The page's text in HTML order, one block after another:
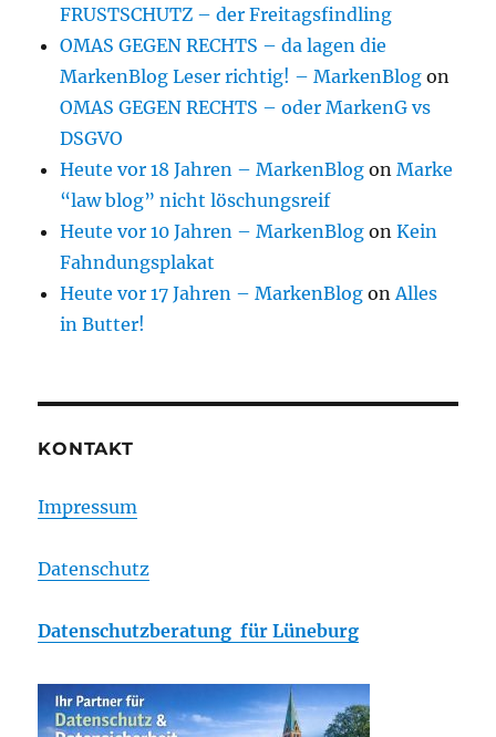
FRUSTSCHUTZ – der Freitagsfindling
OMAS GEGEN RECHTS – da lagen die
MarkenBlog Leser richtig! – MarkenBlog on
OMAS GEGEN RECHTS – oder MarkenG vs
DSGVO
Heute vor 18 Jahren – MarkenBlog onMarke
“law blog” nicht löschungsreif
Heute vor 10 Jahren – MarkenBlog onKein
Fahndungsplakat
Heute vor 17 Jahren – MarkenBlog onAlles
in Butter!
KONTAKT
Impressum
Datenschutz
Datenschutzberatung für Lüneburg